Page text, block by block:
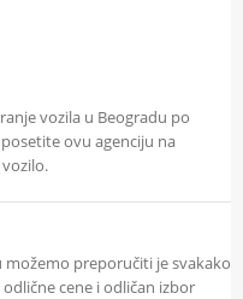
vozila u Beogradu po
ovu agenciju na
možemo preporučiti je svakako
cene i odličan izbor